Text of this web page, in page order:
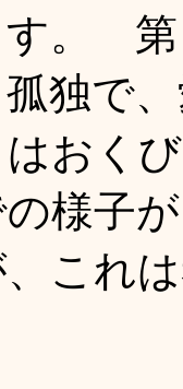
。 第
独で
おく
様子
これ